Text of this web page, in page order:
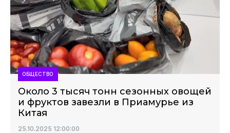
ОБЩЕСТВО
Около 3 тысяч тонн сезонных овощей
и фруктов завезли в Приамурье из
Китая
25.10.2025 12:00:00